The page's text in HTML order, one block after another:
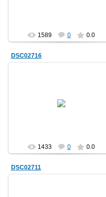
1589 0 0.0
DSC02716
1433 0 0.0
DSC02711